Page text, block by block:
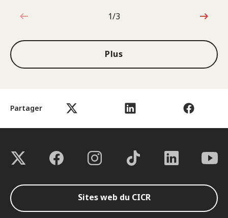
Partager
1sur3
1/3
Plus
Sites web du CICR